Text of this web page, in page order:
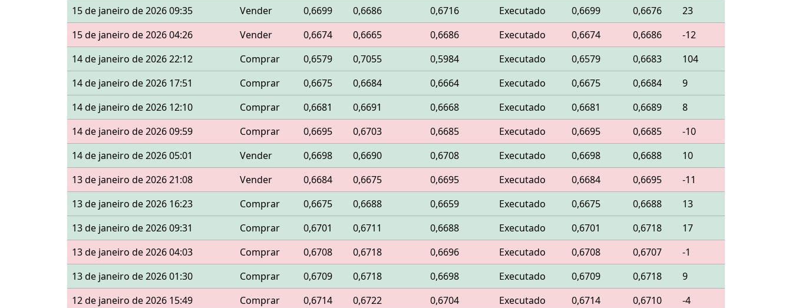
15 de janeiro de 2026 09:35
Vender 0,6699 0,6686 0,6716 Executado 0,6699 0,6676
23
15 de janeiro de 2026 04:26
Vender 0,6674 0,6665 0,6686 Executado 0,6674 0,6686
-12
14 de janeiro de 2026 22:12
Comprar 0,6579 0,7055 0,5984 Executado 0,6579 0,6683
104
14 de janeiro de 2026 17:51
Comprar 0,6675 0,6684 0,6664 Executado 0,6675 0,6684
9
14 de janeiro de 2026 12:10
Comprar 0,6681 0,6691 0,6668 Executado 0,6681 0,6689
8
14 de janeiro de 2026 09:59
Comprar 0,6695 0,6703 0,6685 Executado 0,6695 0,6685
-10
14 de janeiro de 2026 05:01
Vender 0,6698 0,6690 0,6708 Executado 0,6698 0,6688
10
13 de janeiro de 2026 21:08
Vender 0,6684 0,6675 0,6695 Executado 0,6684 0,6695
-11
13 de janeiro de 2026 16:23
Comprar 0,6675 0,6688 0,6659 Executado 0,6675 0,6688
13
13 de janeiro de 2026 09:31
Comprar 0,6701 0,6711 0,6688 Executado 0,6701 0,6718
17
13 de janeiro de 2026 04:03
Comprar 0,6708 0,6718 0,6696 Executado 0,6708 0,6707
-1
13 de janeiro de 2026 01:30
Comprar 0,6709 0,6718 0,6698 Executado 0,6709 0,6718
9
12 de janeiro de 2026 15:49
Comprar 0,6714 0,6722 0,6704 Executado 0,6714 0,6710
-4